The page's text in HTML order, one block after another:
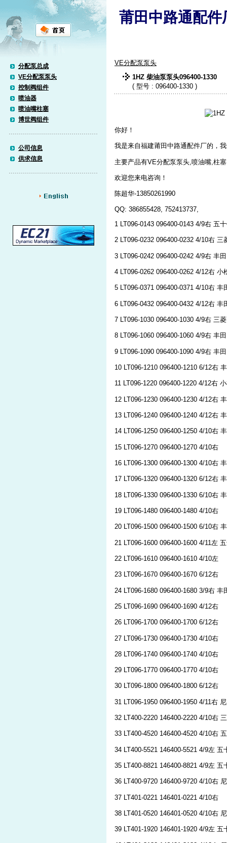
分配泵总成
VE分配泵泵头
控制阀组件
喷油器
喷油嘴柱塞
博世阀组件
公司信息
供求信息
莆田中路通配件
VE分配泵泵头
1HZ 柴油泵泵头096400-1330
( 型号 : 096400-1330 )
你好！
我是来自福建莆田中路通配件厂的，
主要产品有VE分配泵泵头,喷油嘴,柱
欢迎您来电咨询！
陈超华-13850261990
QQ: 386855428, 752413737,
1 LT096-0143 096400-0143 4/9右 五
2 LT096-0232 096400-0232 4/10右 三
3 LT096-0242 096400-0242 4/9右 丰
4 LT096-0262 096400-0262 4/12右 小
5 LT096-0371 096400-0371 4/10右 丰
6 LT096-0432 096400-0432 4/12右 丰
7 LT096-1030 096400-1030 4/9右 三
8 LT096-1060 096400-1060 4/9右 丰
9 LT096-1090 096400-1090 4/9右 丰
10 LT096-1210 096400-1210 6/12右
11 LT096-1220 096400-1220 4/12右
12 LT096-1230 096400-1230 4/12右
13 LT096-1240 096400-1240 4/12右
14 LT096-1250 096400-1250 4/10右
15 LT096-1270 096400-1270 4/10右
16 LT096-1300 096400-1300 4/10右
17 LT096-1320 096400-1320 6/12右
18 LT096-1330 096400-1330 6/10右
19 LT096-1480 096400-1480 4/10右
20 LT096-1500 096400-1500 6/10右
21 LT096-1600 096400-1600 4/11左
22 LT096-1610 096400-1610 4/10左
23 LT096-1670 096400-1670 6/12右
24 LT096-1680 096400-1680 3/9右 丰
25 LT096-1690 096400-1690 4/12右
26 LT096-1700 096400-1700 6/12右
27 LT096-1730 096400-1730 4/10右
28 LT096-1740 096400-1740 4/10右
29 LT096-1770 096400-1770 4/10右
30 LT096-1800 096400-1800 6/12右
31 LT096-1950 096400-1950 4/11右
32 LT400-2220 146400-2220 4/10右
33 LT400-4520 146400-4520 4/10右
34 LT400-5521 146400-5521 4/9左 五
35 LT400-8821 146400-8821 4/9左 五
36 LT400-9720 146400-9720 4/10右
37 LT401-0221 146401-0221 4/10右
38 LT401-0520 146401-0520 4/10右
39 LT401-1920 146401-1920 4/9左 五